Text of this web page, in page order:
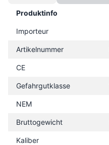
Produktinfo
Importeur
Artikelnummer
CE
Gefahrgutklasse
NEM
Bruttogewicht
Kaliber